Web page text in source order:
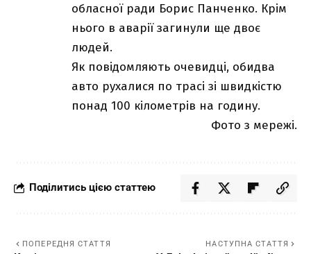
обласної ради Борис Панченко. Крім
нього в аварії загинули ще двоє
людей.
Як повідомляють очевидці, обидва
авто рухалися по трасі зі швидкістю
понад 100 кілометрів на годину.
Фото з мережі.
Поділитись цією статтею
ПОПЕРЕДНЯ СТАТТЯ НАСТУПНА СТАТТЯ